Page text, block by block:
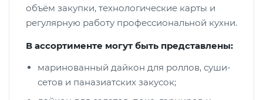
объём закупки, технологические карты и
регулярную работу профессиональной кухни.
В ассортименте могут быть представлены:
маринованный дайкон для роллов, суши-
сетов и паназиатских закусок;